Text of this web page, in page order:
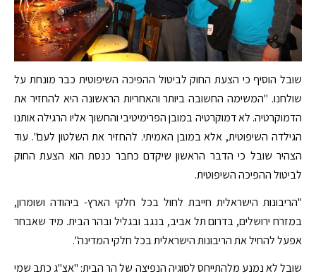
שובל הוסיף כי הצעת החוק לביטול ההפיכה השיפוטית כבר מונחת על
שולחנו. "המשימה החשובה ביותר והאחריות הראשונה היא להחזיר את
הדמוקרטיה. לא דמוקרטיה במובן הפרימיטיבי והחשוך אליו הרגילה אותנו
הגילדה השיפוטית, אלא במובן האמיתי. להחזיר את השלטון לעם". עוד
הצהיר שובל כי הדבר הראשון שיקדם כחבר כנסת הוא הצעת החוק
לביטול ההפיכה השיפוטית.
"הריבונות הישראלית חייבת לחול בכל חלקי הארץ- ביהודה ושומרון,
במזרח ירושלים, בדרום תל אביב, בנגב ובגליל ובהר הבית. מיד שאבחר
אפעל להחיל את הריבונות הישראלית בכל חלקי המדינה".
שובל לא נמנע מלהתייחס לסוגיה הנפיצה של הר הבית: "אצ"ג כתב שמי